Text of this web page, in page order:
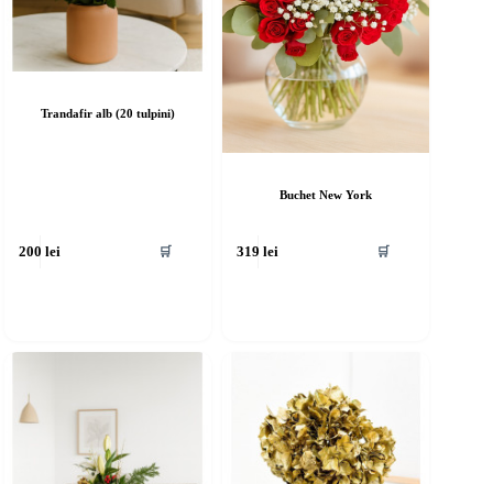
Trandafir alb (20 tulpini)
200lei 🛒
Buchet New York
319lei 🛒